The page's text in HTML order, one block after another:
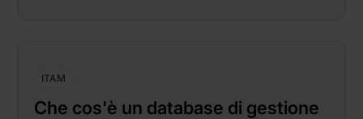
ITAM
Che cos'è un database di gestione